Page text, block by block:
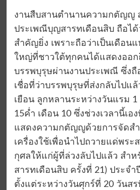
งานสืบสานตำนานความกตัญญู
ประเพณีบุญสารทเดือนสิบ ถือได้
สำคัญยิ่ง เพราะถือว่าเป็นเดือน
ใหญ่ที่ชาวใต้ทุกคนได้แสดงออ
บรรพบุรุษผ่านงานประเพณี ซึ่งถื
เชื่อที่ว่าบรรพบุรุษที่ส่งกลับไปแล้
เยือน ลูกหลานระหว่างวันแรม 1
15ค่ำ เดือน 10 ซึ่งช่วงเวลานี้เอ
แสดงความกตัญญูด้วยการจัดส
เครื่องใช้เพื่อนำไปถวายแด่พร
กุศลให้แก่ผู้ที่ล่วงลับไปแล้ว สำห
สารทเดือนสิบ ครั้งที่ 21) ประจำ
ตั้งแต่ระหว่างวันศุกร์ที่ 20 วันส